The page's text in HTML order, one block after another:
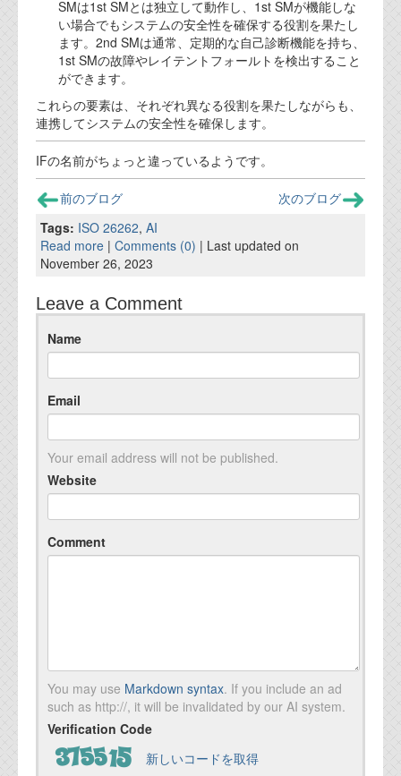
お問い合わせ
FAQ
お問い合わせフォーム
SMは1st SMとは独立して動作し、1st SMが機能しな
い場合でもシステムの安全性を確保する役割を果たし
ます。2nd SMは通常、定期的な自己診断機能を持ち、
1st SMの故障やレイテントフォールトを検出すること
ができます。
これらの要素は、それぞれ異なる役割を果たしながらも、
連携してシステムの安全性を確保します。
IFの名前がちょっと違っているようです。
前のブログ
次のブログ
Tags: ISO 26262, AI
Read more | Comments (0) | Last updated on
November 26, 2023
Leave a Comment
Name
Email
Your email address will not be published.
Website
Comment
You may use Markdown syntax. If you include an ad
such as http://, it will be invalidated by our AI system.
Verification Code
新しいコードを取得